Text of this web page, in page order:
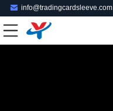
info@tradingcardsleeve.com